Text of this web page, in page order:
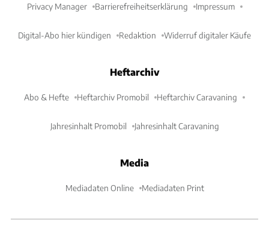
Privacy Manager Barrierefreiheitserklärung Impressum
Digital-Abo hier kündigen Redaktion Widerruf digitaler Käufe
Heftarchiv
Abo & Hefte Heftarchiv Promobil Heftarchiv Caravaning
Jahresinhalt Promobil Jahresinhalt Caravaning
Media
Mediadaten Online Mediadaten Print